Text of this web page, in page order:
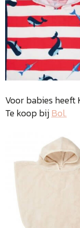
Voor babies heeft
Te koop bijBol.